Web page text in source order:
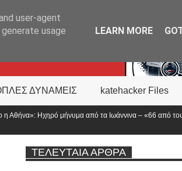
ΔΥΝΑΜΕΙΣ katehacker Files
– «66 από τους 168 πεσόντες αστυνομικούς
ΤΕΛΕΥΤΑΙΑ ΑΡΘΡΑ
user-agent
usage
LEARN MORE